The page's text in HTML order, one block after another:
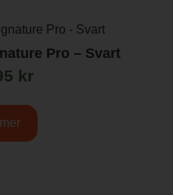
Pro – Svart
kr